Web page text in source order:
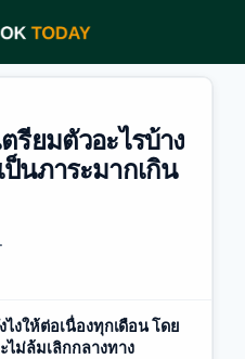
รียมตัวอะไรบ้าง
นภาระมากเกิน
ไงให้ต่อเนื่องทุกเดือน โดย
ไม่ล้มเลิกกลางทาง